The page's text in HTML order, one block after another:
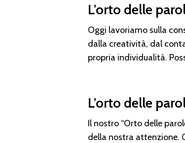
L’orto delle
Oggi lavoriamo sulla
dalla creatività, dal
propria individualità.
L’orto delle
Il nostro “Orto delle
della nostra attenzione.